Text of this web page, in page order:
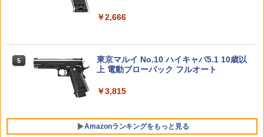
ム プラモデル ガンプラ
POP UP PARADE 『空の軌跡 the 2nd』
プ BUIS リアサイト/アイアンサイト サ
COWCOW TECHNOLOGY 強化ピスト
G19 G23F G26 グロック GLOCK
題】フライングボール 回転式 遊び ギフ
ト おもちゃ ミニドローン 大人向け 飛ぶ
軽量 クリスマス 贈り物 子供 リモコン付
き 誕生日 ロータリー 浮遊
￥2,530
セス On the Run シリーズ ブラインドボ
新年のギフトに最適 (一個入り)
￥1,650
TERS Big into Energy シリーズ ぬいぐ
るみペンダント 【1ピース】 エナジーラ
ちゃん 組み立て式プラモデル ノンスケ
￥10,081
HG 機動戦士ガンダム00 グラハム専用ユ
￥1,800
￥2,666
5
東京マルイ No.10 ハイキャパ5.1 10歳以
上 電動ブローバック フルオート
￥3,815
Amazonランキングをもっと見る